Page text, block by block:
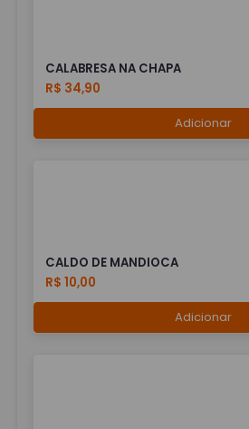
CALABRESA NA CHAPA
R$ 34,90
Adicionar
CALDO DE MANDIOCA
R$ 10,00
Adicionar